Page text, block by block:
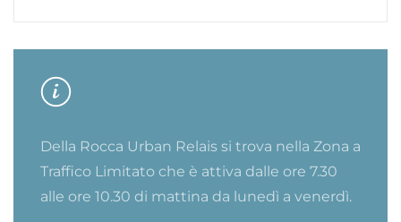
Della Rocca Urban Relais si trova nella Zona a
Traffico Limitato che è attiva dalle ore 7.30
alle ore 10.30 di mattina da lunedì a venerdì.